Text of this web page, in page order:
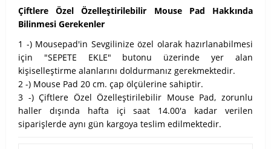
Çiftlere Özel Özelleştirilebilir Mouse Pad Hakkında
Bilinmesi Gerekenler
1 -) Mousepad'in Sevgilinize özel olarak hazırlanabilmesi
için "SEPETE EKLE" butonu üzerinde yer alan
kişiselleştirme alanlarını doldurmanız gerekmektedir.
2 -) Mouse Pad 20 cm. çap ölçülerine sahiptir.
3 -) Çiftlere Özel Özelleştirilebilir Mouse Pad, zorunlu
haller dışında hafta içi saat 14.00'a kadar verilen
siparişlerde aynı gün kargoya teslim edilmektedir.